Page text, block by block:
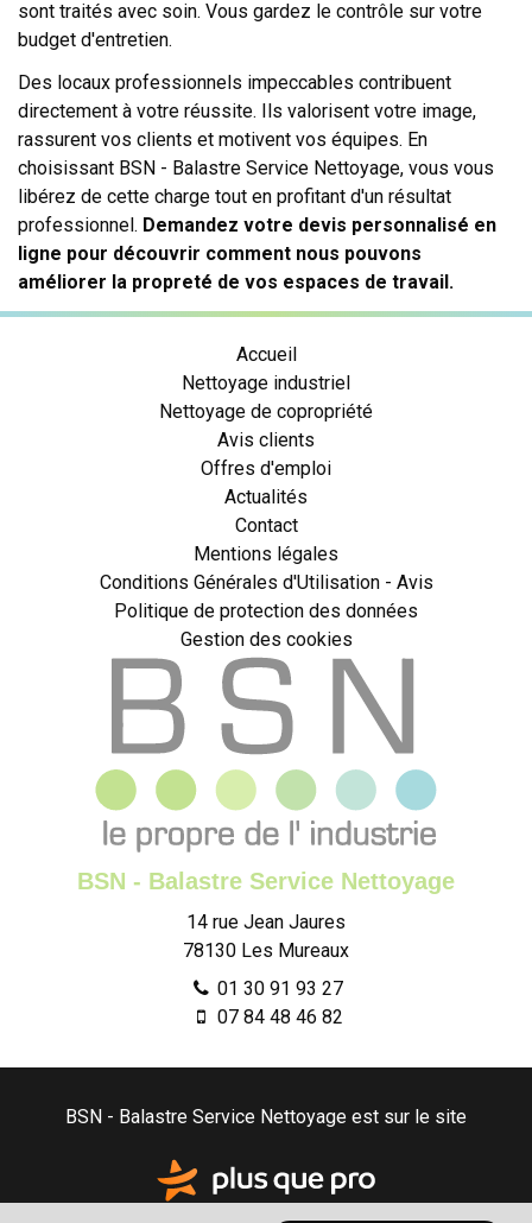
sont traités avec soin. Vous gardez le contrôle sur votre
budget d'entretien.
Des locaux professionnels impeccables contribuent
directement à votre réussite. Ils valorisent votre image,
rassurent vos clients et motivent vos équipes. En
choisissant BSN - Balastre Service Nettoyage, vous vous
libérez de cette charge tout en profitant d'un résultat
professionnel. Demandez votre devis personnalisé en
ligne pour découvrir comment nous pouvons
améliorer la propreté de vos espaces de travail.
Accueil
Nettoyage industriel
Nettoyage de copropriété
Avis clients
Offres d'emploi
Actualités
Contact
Mentions légales
Conditions Générales d'Utilisation - Avis
Politique de protection des données
Gestion des cookies
BSN - Balastre Service Nettoyage
14 rue Jean Jaures
78130 Les Mureaux
01 30 91 93 27
07 84 48 46 82
BSN - Balastre Service Nettoyage est sur le site